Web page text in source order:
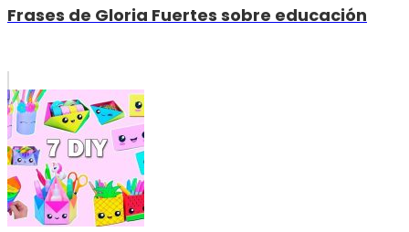
Frases de Gloria Fuertes sobre educación